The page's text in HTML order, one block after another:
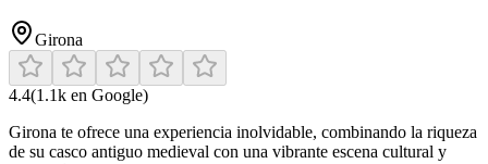
Girona
4.4(1.1k en Google)
Girona te ofrece una experiencia inolvidable, combinando la riqueza
de su casco antiguo medieval con una vibrante escena cultural y